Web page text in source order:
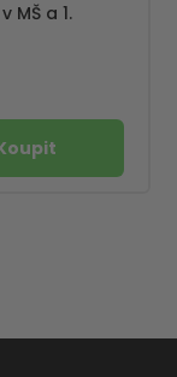
a 1.